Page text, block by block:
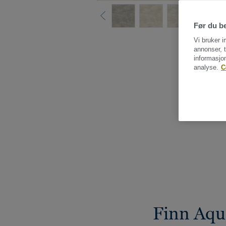
Finn
Før du
Vi bruker
annonser,
analyse.